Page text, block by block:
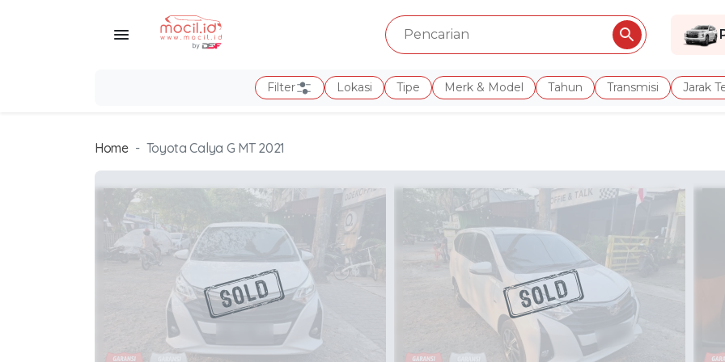
Filter Lokasi Tipe Merk & Model Tahun Transmisi Jarak
Home Toyota Calya G MT 2021